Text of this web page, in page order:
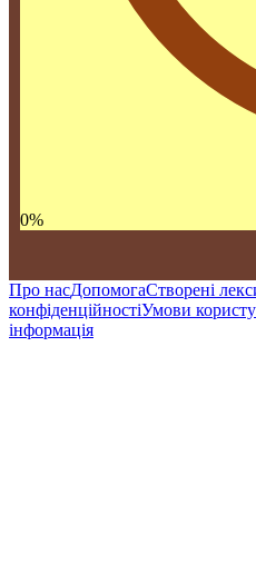
0%
Про насДопомогаСтворені
конфіденційностіУмови
інформація